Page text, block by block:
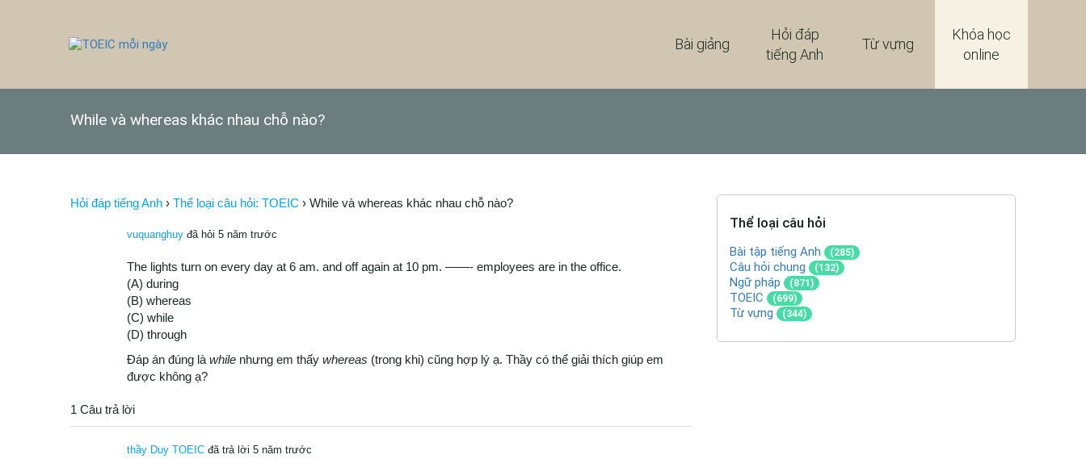
Khóa học
online
Từ vựng
Hỏi đáp
tiếng Anh
Bài giảng
While và whereas khác nhau chỗ nào?
Hỏi đáp tiếng Anh › Thể loại câu hỏi: TOEIC › While và whereas khác nhau chỗ nào?
vuquanghuy đã hỏi 5 năm trước
The lights turn on every day at 6 am. and off again at 10 pm. ——- employees are in the off‌ice.
(A) during
(B) whereas
(C) while
(D) through
Đáp án đúng là while nhưng em thấy whereas (trong khi) cũng hợp lý ạ. Thầy có thể giải thích giúp em
được không ạ?
1 Câu trả lời
thầy Duy TOEIC đã trả lời 5 năm trước
Thể loại câu hỏi
Bài tập tiếng Anh (285)
Câu hỏi chung (132)
Ngữ pháp (871)
TOEIC (699)
Từ vựng (344)